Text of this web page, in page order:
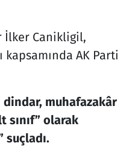
İlker Canikligil,
AK Parti
dindar, muhafazakâr
olarak